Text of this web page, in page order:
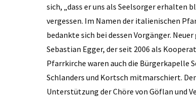
sich, „dass er uns als Seelsorger erhalten
vergessen. Im Namen der italienischen
bedankte sich bei dessen Vorgänger.
Sebastian Egger, der seit 2006 als
Pfarrkirche waren auch die Bürgerkapelle
Schlanders und Kortsch mitmarschiert.
Unterstützung der Chöre von Göflan und